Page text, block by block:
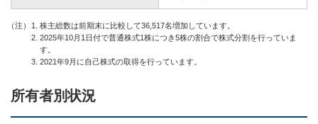
株主総数は前期末に比較して36,517名増加しています。
2025年10月1日付で普通株式1株につき5株の割合で株式分割を行っていま
す。
2021年9月に自己株式の取得を行っています。
所有者別状況